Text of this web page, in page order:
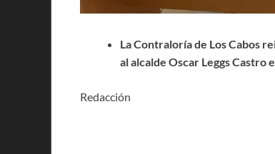
La Contraloría de Los Cabos
al alcalde Oscar Leggs
Redacción